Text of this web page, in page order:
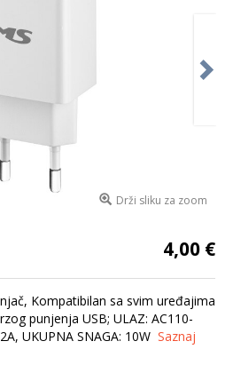
Drži sliku za zoom
4,00 €
Kompatibilan sa svim uređajima
punjenja USB; ULAZ: AC110-
UKUPNA SNAGA: 10W Saznaj